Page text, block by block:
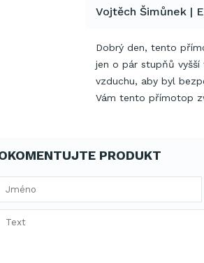
Vojtěch Šimůnek |
Dobrý den, tento
jen o pár stupňů
vzduchu, aby byl
Vám tento přímotop
PRODUKT